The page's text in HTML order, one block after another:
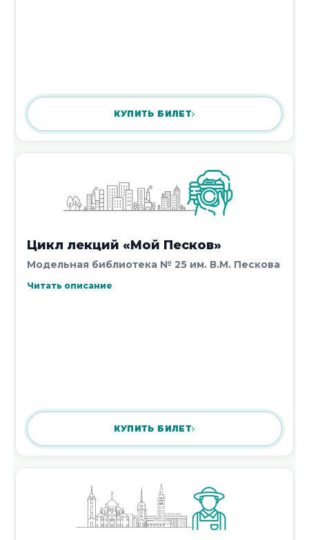
Новости 20081 - 20090 из 20426
Начало|Пред.|2007 2008 2009 2010 2011
КУПИТЬ БИЛЕТ
Цикл лекций «Мой Песков»
Модельная библиотека № 25 им. В.М. Пескова
Читать описание
КУПИТЬ БИЛЕТ